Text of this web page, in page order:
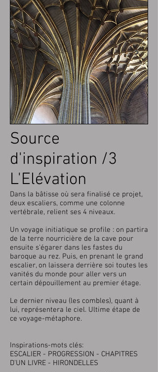
Source
d'inspiration /3
L'Elévation
Dans la bâtisse où sera finalisé ce projet,
deux escaliers, comme une colonne
vertébrale, relient ses 4 niveaux.
Un voyage initiatique se profile : on partira
de la terre nourricière de la cave pour
ensuite s'égarer dans les fastes du
baroque au rez. Puis, en prenant le grand
escalier, on laissera derrière soi toutes les
vanités du monde pour aller vers un
certain dépouillement au premier étage.
Le dernier niveau (les combles), quant à
lui, représentera le ciel. Ultime étape de
ce voyage-métaphore.
Inspirations-mots clés:
ESCALIER - PROGRESSION - CHAPITRES
D'UN LIVRE - HIRONDELLES